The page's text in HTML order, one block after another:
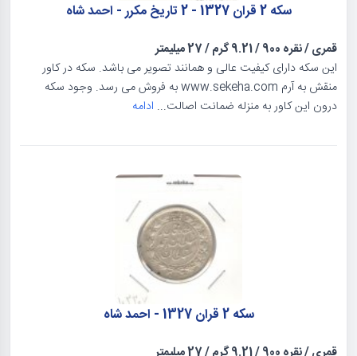
سکه 2 قران 1327 - 2 تاریخ مکرر - احمد شاه
قمری/نقره 900 /9.21 گرم /27 میلیمتر
این سکه دارای کیفیت عالی و همانند تصویر می باشد. سکه در کاور
منقش به آرم www.sekeha.com به فروش می رسد. وجود سکه
درون این کاور به منزله ضمانت اصالت... ادامه
سکه 2 قران 1327 - احمد شاه